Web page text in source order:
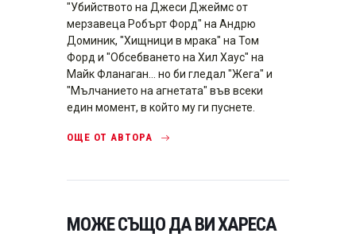
"Убийството на Джеси Джеймс от
мерзавеца Робърт Форд" на Андрю
Доминик, "Хищници в мрака" на Том
Форд и "Обсебването на Хил Хаус" на
Майк Фланаган... но би гледал "Жега" и
"Мълчанието на агнетата" във всеки
един момент, в който му ги пуснете.
ОЩЕ ОТ АВТОРА
МОЖЕ СЪЩО ДА ВИ ХАРЕСА